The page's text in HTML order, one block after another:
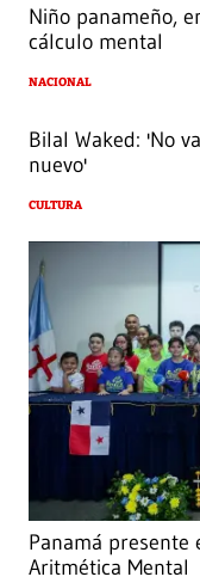
Niño panameño,
cálculo mental
NACIONAL
Bilal Waked: 'No
nuevo'
CULTURA
Panamá presente
Aritmética Mental